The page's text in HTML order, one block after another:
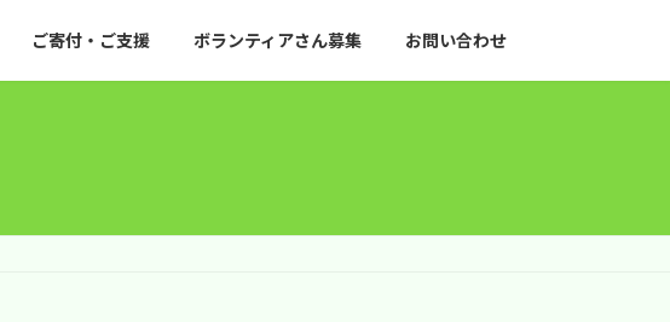
ご寄付・ご支援 ボランティアさん募集 お問い合わせ